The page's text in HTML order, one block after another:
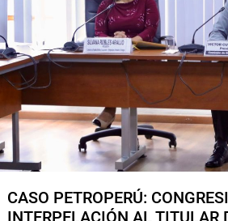
CASO PETROPERÚ:
INTERPELACIÓN AL TITULAR